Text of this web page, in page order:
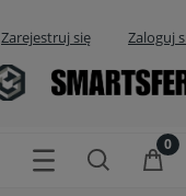
Zarejestruj się Zaloguj